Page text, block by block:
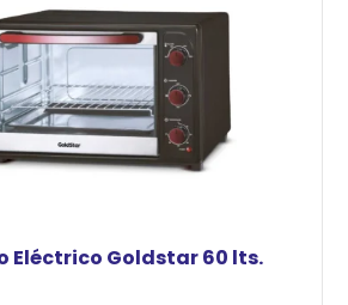
Eléctrico Goldstar 60 lts.